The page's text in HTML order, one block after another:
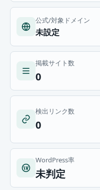
公式/対象ドメイン
未設定
掲載サイト数
0
検出リンク数
0
WordPress率
未判定